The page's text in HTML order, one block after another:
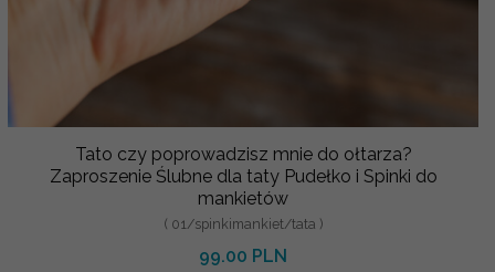
Tato czy poprowadzisz mnie do ołtarza?
Zaproszenie Ślubne dla taty Pudełko i Spinki do
mankietów
( 01/spinkimankiet/tata )
99.00 PLN